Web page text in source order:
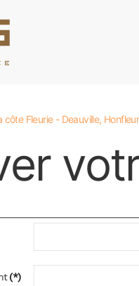
côte Fleurie - Deauville,
(*)